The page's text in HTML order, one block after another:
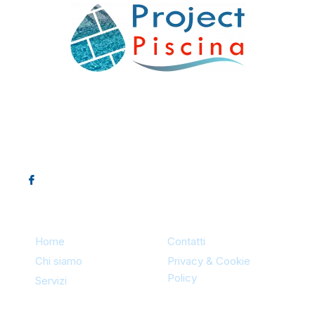
Home
Chi siamo
Servizi
Contatti
Privacy & Cookie
Policy